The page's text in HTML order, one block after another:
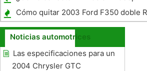
Commander
Cómo quitar 2003 Ford F350 doble
de freno de rueda
Noticias automotrices
Las especificaciones para un
2004 Chrysler GTC